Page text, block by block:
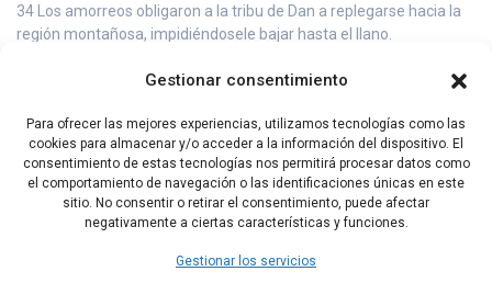
Gestionar consentimiento
Para ofrecer las mejores experiencias, utilizamos tecnologías como las
cookies para almacenar y/o acceder a la información del dispositivo. El
consentimiento de estas tecnologías nos permitirá procesar datos como
el comportamiento de navegación o las identificaciones únicas en este
sitio. No consentir o retirar el consentimiento, puede afectar
negativamente a ciertas características y funciones.
Gestionar los servicios
34 Los amorreos obligaron a la tribu de Dan a replegarse hacia la
región montañosa, impidiéndosele bajar hasta el llano.
35 Los amorreos pudieron permanecer en Har Jéres, en Aialón y
obligados a pagar tributo.
36 En cuanto a los edomitas, su frontera se extiende desde la
cuesta de Acrabím, a partir de la Roca, y continúa hacia arriba.
Índice Jueces Capítulo Siguiente